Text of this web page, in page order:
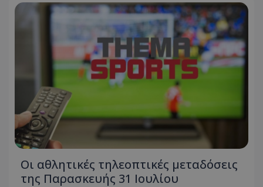
Οι αθλητικές τηλεοπτικές μεταδόσεις
της Παρασκευής 31 Ιουλίου